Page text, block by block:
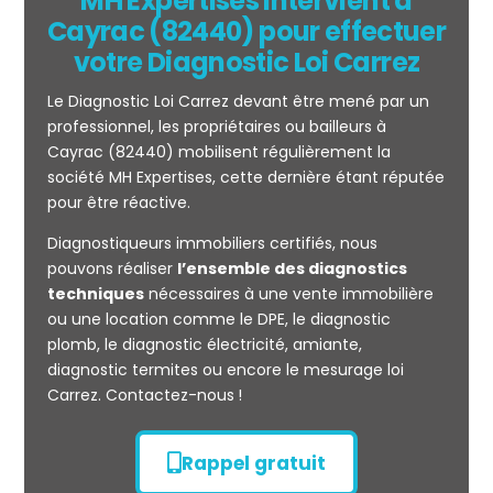
Mesurage
CARREZ
Cayrac (82440) pour effectuer
votre Diagnostic Loi Carrez
Le Diagnostic Loi Carrez devant être mené par un
professionnel, les propriétaires ou bailleurs à
Cayrac (82440) mobilisent régulièrement la
société MH Expertises, cette dernière étant réputée
pour être réactive.
Diagnostiqueurs immobiliers certifiés, nous
pouvons réaliser l’ensemble des diagnostics
techniquesnécessaires à une vente immobilière
ou une location comme le DPE, le diagnostic
plomb, le diagnostic électricité, amiante,
diagnostic termites ou encore le mesurage loi
Carrez. Contactez-nous !
Rappel gratuit